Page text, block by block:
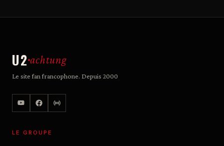
U2 achtung
Le site fan francophone. Depuis 2000
LE GROUPE